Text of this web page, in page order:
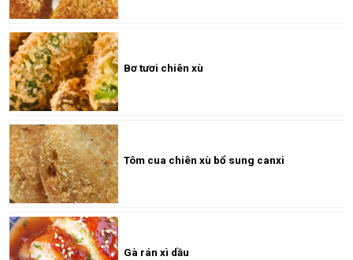
Bơ tươi chiên xù
Tôm cua chiên xù bổ sung canxi
Gà rán xì dầu